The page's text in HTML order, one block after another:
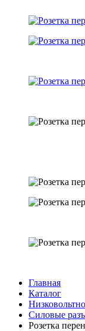
Главная
Каталог
Силовые
Розетка